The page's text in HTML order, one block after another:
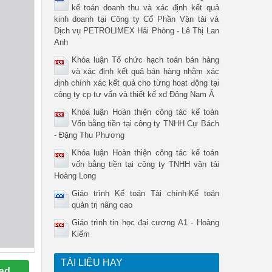
kế toán doanh thu và xác định kết quả
kinh doanh tại Công ty Cổ Phần Vận tải và
Dịch vụ PETROLIMEX Hải Phòng - Lê Thị Lan
Anh
Khóa luận Tổ chức hạch toán bán hàng
và xác định kết quả bán hàng nhằm xác
định chính xác kết quả cho từng hoạt động tại
công ty cp tư vấn và thiết kế xd Đông Nam Á
Khóa luận Hoàn thiện công tác kế toán
Vốn bằng tiền tại công ty TNHH Cự Bách
- Đặng Thu Phương
Khóa luận Hoàn thiện công tác kế toán
vốn bằng tiền tại công ty TNHH vận tải
Hoàng Long
Giáo trình Kế toán Tài chính-Kế toán
quản trị nâng cao
Giáo trình tin học đại cương A1 - Hoàng
Kiếm
TÀI LIỆU HAY